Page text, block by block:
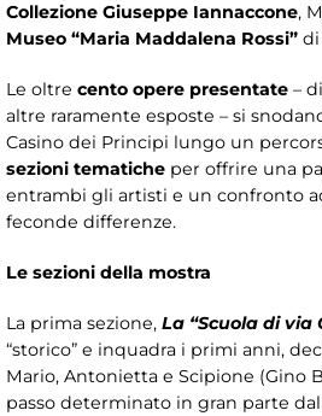
Collezione Giuseppe Iannaccone,
Museo “Maria Maddalena Rossi” di
Le oltre cento opere presentate –
altre raramente esposte – si
Casino dei Principi lungo un
sezioni tematiche per offrire una
entrambi gli artisti e un confronto
feconde differenze.
Le sezioni della mostra
La prima sezione, La “Scuola di via
“storico” e inquadra i primi anni,
Mario, Antonietta e Scipione (Gino
passo determinato in gran parte